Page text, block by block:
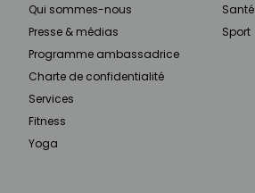
Qui sommes-nous
Presse & médias
Programme ambassadrice
Charte de confidentialité
Services
Fitness
Yoga
Santé
Sport